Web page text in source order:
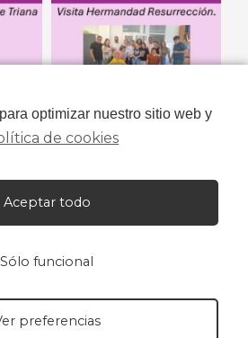
optimizar nuestro sitio web y
de cookies
Aceptar todo
Sólo funcional
preferencias
los derechos reservados